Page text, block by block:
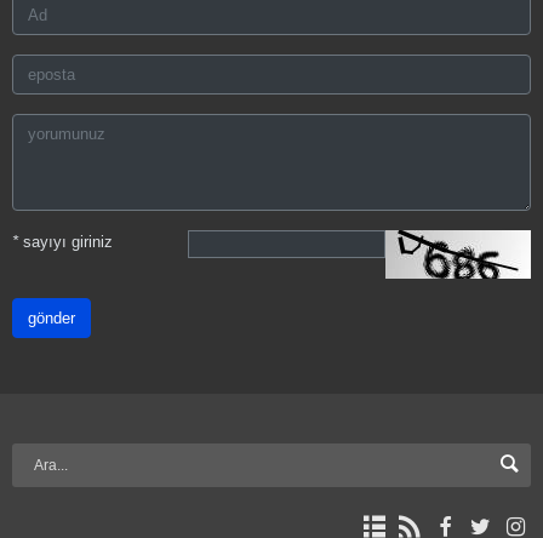
*sayıyı giriniz
gönder